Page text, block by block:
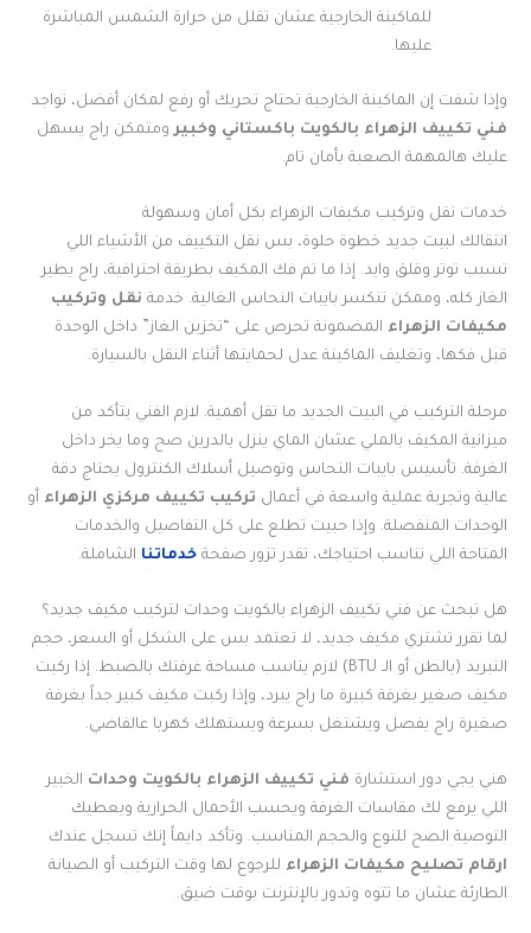
للماكينة الخارجية عشان تقلل من حرارة الشمس المباشرة
عليها.
وإذا شفت إن الماكينة الخارجية تحتاج تحريك أو رفع لمكان أفضل، تواجد
فني تكييف الزهراء بالكويت باكستاني وخبيرومتمكن راح يسهل
عليك هالمهمة الصعبة بأمان تام.
خدمات نقل وتركيب مكيفات الزهراء بكل أمان وسهولة
انتقالك لبيت جديد خطوة حلوة، بس نقل التكييف من الأشياء اللي
تسبب توتر وقلق وايد. إذا ما تم فك المكيف بطريقة احترافية، راح يطير
الغاز كله، وممكن تنكسر بايبات النحاس الغالية. خدمة نقل وتركيب
مكيفات الزهراء المضمونة تحرص على “تخزين الغاز” داخل الوحدة
قبل فكها، وتغليف الماكينة عدل لحمايتها أثناء النقل بالسيارة.
مرحلة التركيب في البيت الجديد ما تقل أهمية. لازم الفني يتأكد من
ميزانية المكيف بالملي عشان الماي ينزل بالدرين صح وما يخر داخل
الغرفة. تأسيس بايبات النحاس وتوصيل أسلاك الكنترول يحتاج دقة
عالية وتجربة عملية واسعة في أعمال تركيب تكييف مركزي الزهراء أو
الوحدات المنفصلة. وإذا حبيت تطلع على كل التفاصيل والخدمات
المتاحة اللي تناسب احتياجك، تقدر تزور صفحة خدماتنا الشاملة.
هل تبحث عن فني تكييف الزهراء بالكويت وحدات لتركيب مكيف جديد؟
لما تقرر تشتري مكيف جديد، لا تعتمد بس على الشكل أو السعر، حجم
التبريد (بالطن أو الـ BTU) لازم يناسب مساحة غرفتك بالضبط. إذا ركبت
مكيف صغير بغرفة كبيرة ما راح يبرد، وإذا ركبت مكيف كبير جداً بغرفة
صغيرة راح يفصل ويشتغل بسرعة ويستهلك كهربا عالفاضي.
هني يجي دور استشارة فني تكييف الزهراء بالكويت وحدات الخبير
اللي يرفع لك مقاسات الغرفة ويحسب الأحمال الحرارية ويعطيك
التوصية الصح للنوع والحجم المناسب. وتأكد دايماً إنك تسجل عندك
ارقام تصليح مكيفات الزهراء للرجوع لها وقت التركيب أو الصيانة
الطارئة عشان ما تتوه وتدور بالإنترنت بوقت ضيق.